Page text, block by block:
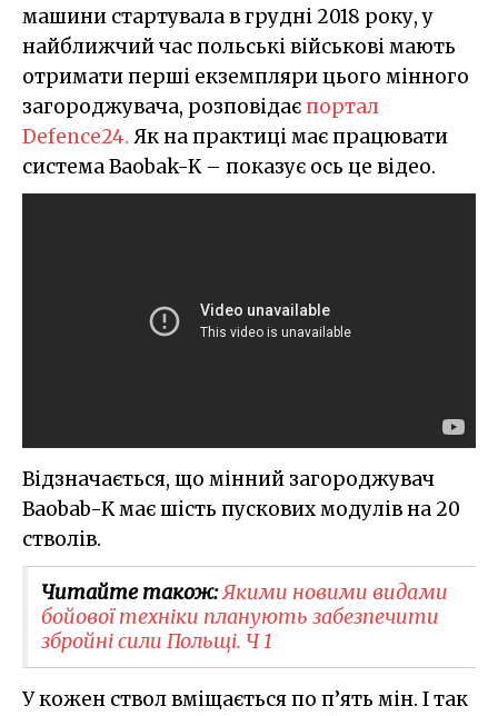
машини стартувала в грудні 2018 року, у
найближчий час польські військові мають
отримати перші екземпляри цього мінного
загороджувача, розповідаєпортал
Defence24. Як на практиці має працювати
система Baobak-K – показує ось це відео.
Відзначається, що мінний загороджувач
Baobab-K має шість пускових модулів на 20
стволів.
Читайте також:Якими новими видами
бойової техніки планують забезпечити
збройні сили Польщі. Ч 1
У кожен ствол вміщається по п’ять мін. І так